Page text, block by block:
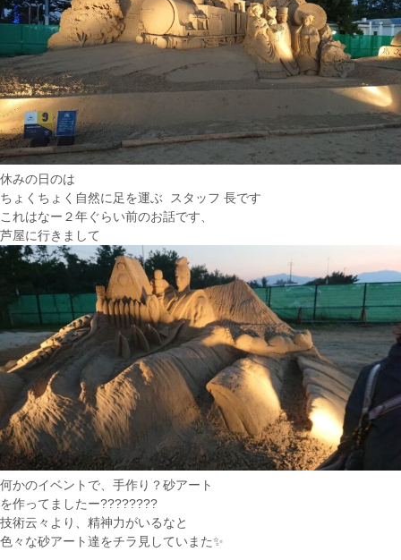
休みの日のは
ちょくちょく自然に足を運ぶ スタッフ 長です
これはなー２年ぐらい前のお話です、
芦屋に行きまして
何かのイベントで、手作り？砂アート
を作ってましたー????????
技術云々より、精神力がいるなと
色々な砂アート達をチラ見していまた✨